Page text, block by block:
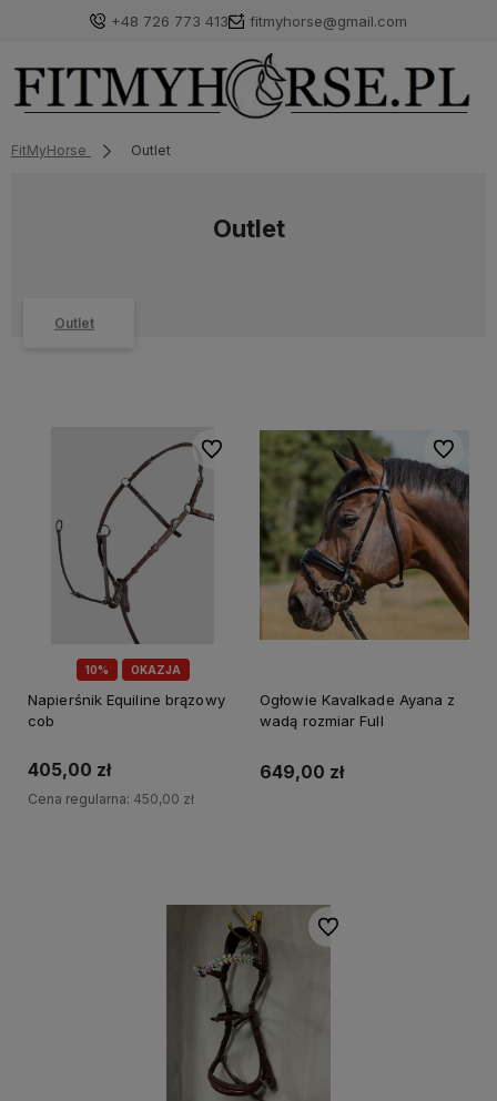
+48 726 773 413 fitmyhorse@gmail.com
FitMyHorse Outlet
Outlet
Outlet
10% OKAZJA
Napierśnik Equiline brązowy
cob
405,00 zł
Cena regularna: 450,00 zł
Do ulubionych
Ogłowie Kavalkade Ayana z
wadą rozmiar Full
649,00 zł
Do
Do ulubionych